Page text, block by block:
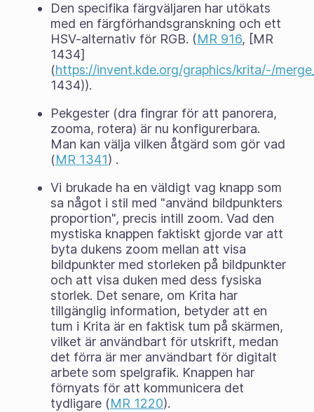
Den specifika färgväljaren har utökats
med en färgförhandsgranskning och ett
HSV-alternativ för RGB. (MR 916, [MR
1434]
(https://invent.kde.org/graphics/krita/-/
1434)).
Pekgester (dra fingrar för att panorera,
zooma, rotera) är nu konfigurerbara.
Man kan välja vilken åtgärd som gör vad
(MR 1341) .
Vi brukade ha en väldigt vag knapp som
sa något i stil med "använd bildpunkters
proportion", precis intill zoom. Vad den
mystiska knappen faktiskt gjorde var att
byta dukens zoom mellan att visa
bildpunkter med storleken på bildpunkter
och att visa duken med dess fysiska
storlek. Det senare, om Krita har
tillgänglig information, betyder att en
tum i Krita är en faktisk tum på skärmen,
vilket är användbart för utskrift, medan
det förra är mer användbart för digitalt
arbete som spelgrafik. Knappen har
förnyats för att kommunicera det
tydligare (MR 1220).